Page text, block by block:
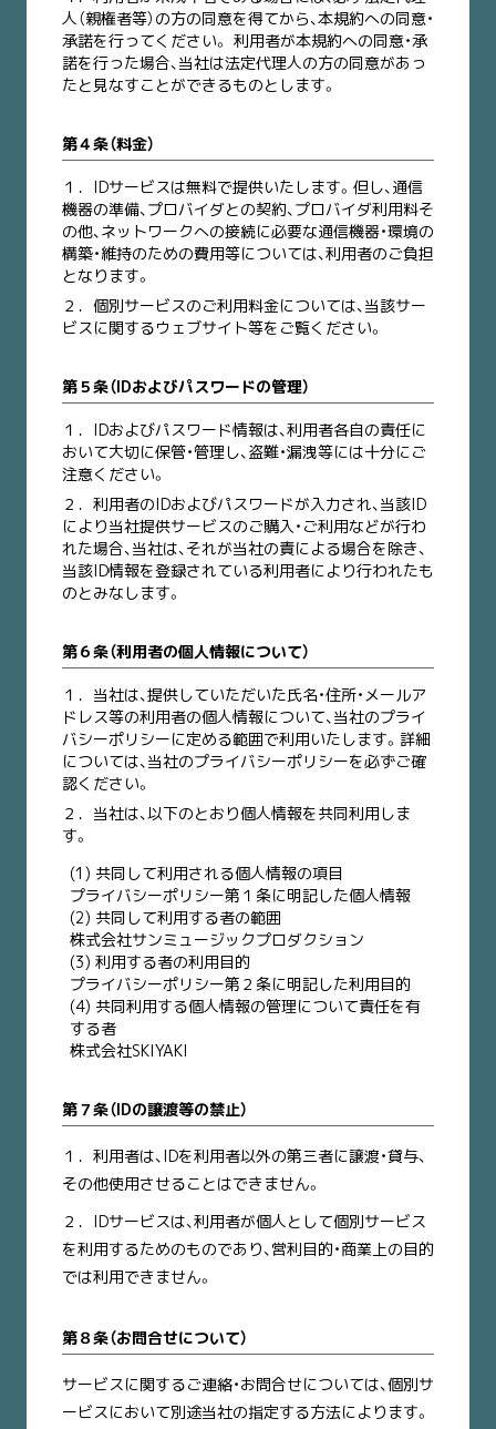
人（親権者等）の方の同意を得てから、本規約への同意・
承諾を行ってください。 利用者が本規約への同意・承
諾を行った場合、当社は法定代理人の方の同意があっ
たと見なすことができるものとします。
第４条（料金）
１． IDサービスは無料で提供いたします。但し、通信
機器の準備、プロバイダとの契約、プロバイダ利用料そ
の他、ネットワークへの接続に必要な通信機器・環境の
構築・維持のための費用等については、利用者のご負担
となります。
２． 個別サービスのご利用料金については、当該サー
ビスに関するウェブサイト等をご覧ください。
第５条（IDおよびパスワードの管理）
１． IDおよびパスワード情報は、利用者各自の責任に
おいて大切に保管・管理し、盗難・漏洩等には十分にご
注意ください。
２． 利用者のIDおよびパスワードが入力され、当該ID
により当社提供サービスのご購入・ご利用などが行わ
れた場合、当社は、それが当社の責による場合を除き、
当該ID情報を登録されている利用者により行われたも
のとみなします。
第６条（利用者の個人情報について）
１． 当社は、提供していただいた氏名・住所・メールア
ドレス等の利用者の個人情報について、当社のプライ
バシーポリシーに定める範囲で利用いたします。詳細
については、当社のプライバシーポリシーを必ずご確
認ください。
２． 当社は、以下のとおり個人情報を共同利用しま
す。
(1) 共同して利用される個人情報の項目
プライバシーポリシー第１条に明記した個人情報
(2) 共同して利用する者の範囲
株式会社サンミュージックプロダクション
(3) 利用する者の利用目的
プライバシーポリシー第２条に明記した利用目的
(4) 共同利用する個人情報の管理について責任を有
する者
株式会社SKIYAKI
第７条（IDの譲渡等の禁止）
１． 利用者は、IDを利用者以外の第三者に譲渡・貸与、
その他使用させることはできません。
２． IDサービスは、利用者が個人として個別サービス
を利用するためのものであり、営利目的・商業上の目的
では利用できません。
第８条（お問合せについて）
サービスに関するご連絡・お問合せについては、個別サ
ービスにおいて別途当社の指定する方法によります。